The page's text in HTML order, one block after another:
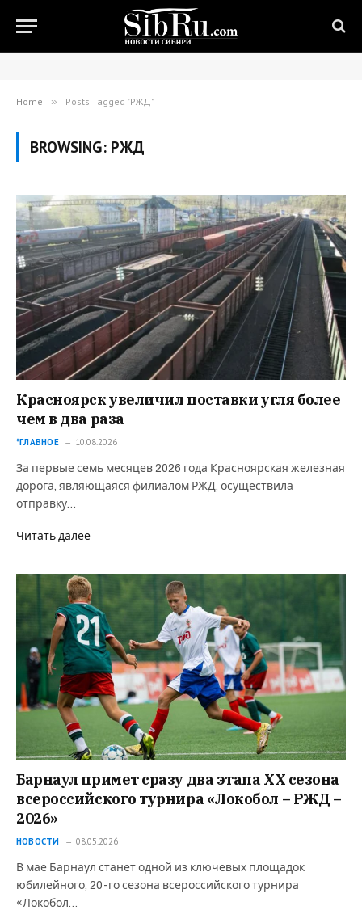
Home » Posts Tagged "РЖД"
BROWSING: РЖД
Красноярск увеличил поставки угля более
чем в два раза
*ГЛАВНОЕ 10.08.2026
За первые семь месяцев 2026 года Красноярская железная
дорога, являющаяся филиалом РЖД, осуществила
отправку…
Читать далее
Барнаул примет сразу два этапа XX сезона
всероссийского турнира «Локобол – РЖД –
2026»
НОВОСТИ 08.05.2026
В мае Барнаул станет одной из ключевых площадок
юбилейного, 20-го сезона всероссийского турнира
«Локобол…